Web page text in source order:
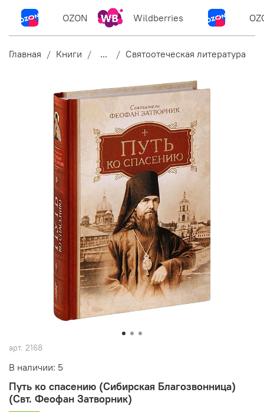
OZON Wildberries
Главная Книги ... Святоотеческая литература
арт. 2168
В наличии: 5
Путь ко спасению (Сибирская Благозвонница)
(Свт. Феофан Затворник)